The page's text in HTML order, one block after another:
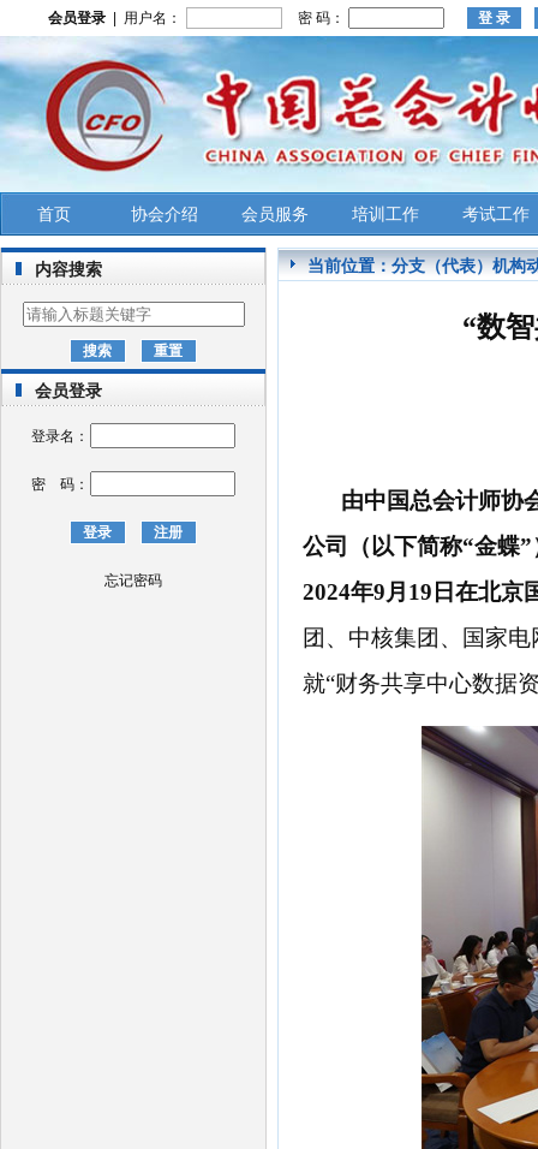
会员登录 | 用户名： 密 码：
首页 协会介绍 会员服务 培训工作 考试工作
内容搜索
会员登录
登录名：
密 码：
忘记密码
当前位置：分支（代表）机构
“数
由中国总会计师协
公司（以下简称“金蝶
2024年9月19日在北京
团、中核集团、国家
就“财务共享中心数据